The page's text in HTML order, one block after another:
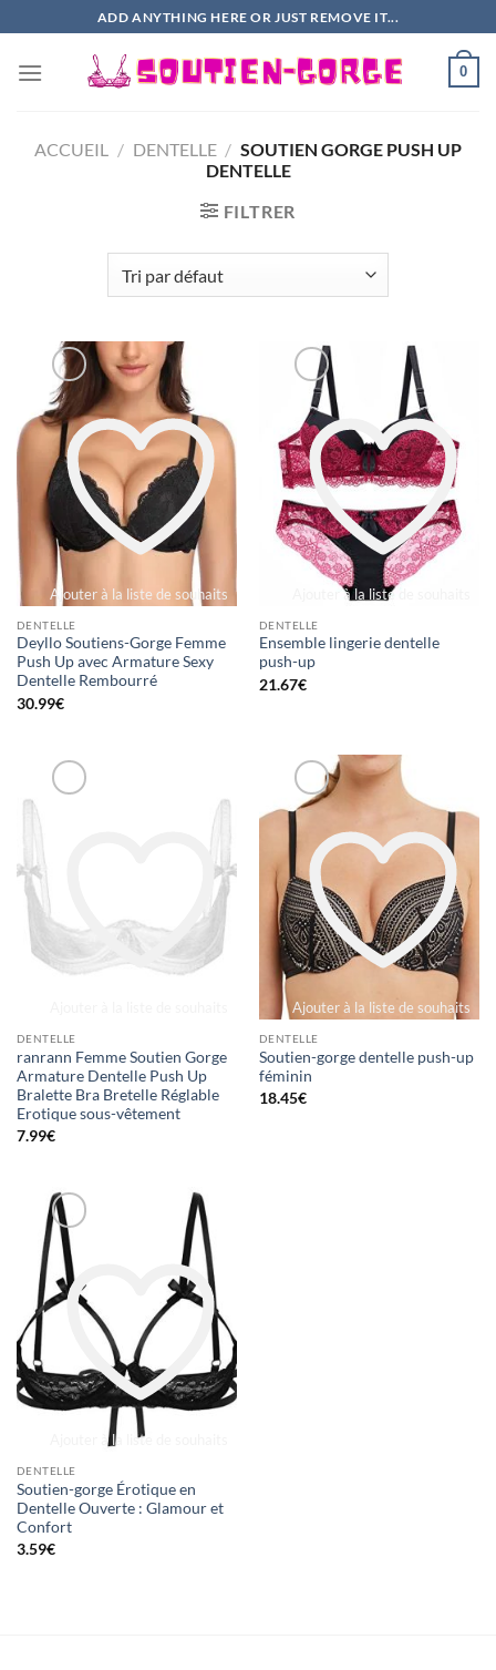
au
contenu
ADD ANYTHING HERE OR JUST REMOVE IT...
0
ACCUEIL / DENTELLE / SOUTIEN GORGE PUSH UP
DENTELLE
FILTRER
Ajouter à la liste de souhaits
DENTELLE
Deyllo Soutiens-Gorge Femme
Push Up avec Armature Sexy
Dentelle Rembourré
30.99€
Ajouter à la liste de souhaits
DENTELLE
Ensemble lingerie dentelle
push-up
21.67€
DENTELLE
ranrann Femme Soutien Gorge
Armature Dentelle Push Up
Bralette Bra Bretelle Réglable
Erotique sous-vêtement
7.99€
Ajouter à la liste de souhaits
DENTELLE
Soutien-gorge dentelle push-up
féminin
18.45€
Ajouter à la liste de souhaits
DENTELLE
Soutien-gorge Érotique en
Dentelle Ouverte : Glamour et
Confort
3.59€